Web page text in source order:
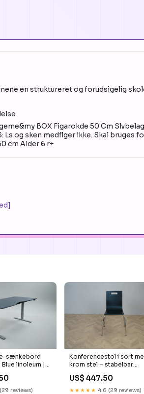
en struktureret og forudsigelig
BOX Figarokde 50 Cm
og sken medflger ikke. Skal bruges
cm Alder 6 r+
sænkebord
linoleum |
marmlæn
reviews)
Konferencestol i sort
krom stel – stabelbar
hjørne Skrivebord
US$ 447.50
★★★★★ 4.6 (29 reviews)